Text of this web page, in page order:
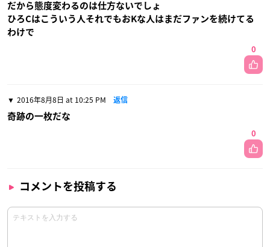
だから態度変わるのは仕方ないでしょ
ひろCはこういう人それでもおKな人はまだファンを続けてる
わけで
0
2016年8月8日 at 10:25 PM 返信
奇跡の一枚だな
0
コメントを投稿する